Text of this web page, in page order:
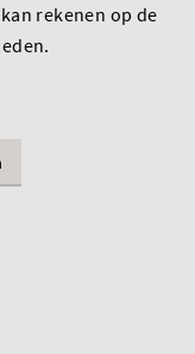
rekenen op de